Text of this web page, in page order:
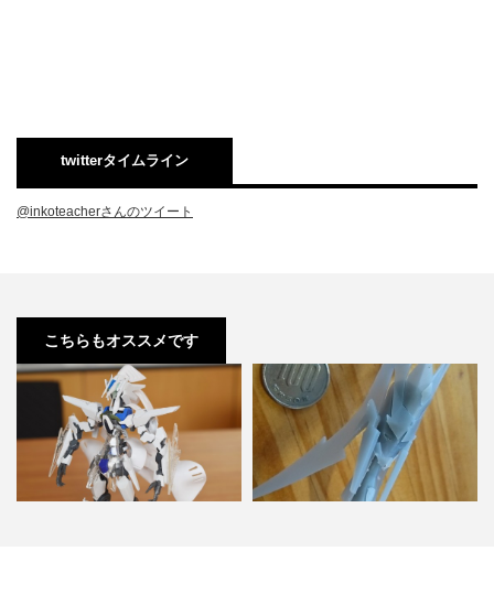
twitterタイムライン
@inkoteacherさんのツイート
こちらもオススメです